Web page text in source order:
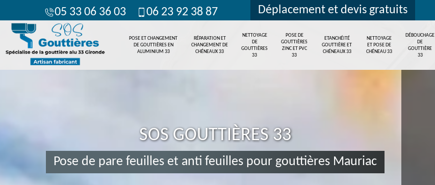
05 33 06 36 03 06 23 92 38 87 Déplacement et devis gratuits
POSE ET CHANGEMENT
DE GOUTTIÈRES EN
ALUMINIUM 33
RÉPARATION ET
CHANGEMENT DE
CHÉNEAUX 33
NETTOYAGE
DE
GOUTTIÈRES
33
POSE DE
GOUTTIÈRES
ZINC ET PVC
33
ETANCHÉITÉ
GOUTTIÈRE ET
CHÉNEAUX 33
NETTOYAGE
ET POSE DE
CHÉNEAU 33
DÉBOUCHAGE
DE
GOUTTIÈRE
33
SOS GOUTTIÈRES 33
Pose de pare feuilles et anti feuilles pour gouttières Mauriac